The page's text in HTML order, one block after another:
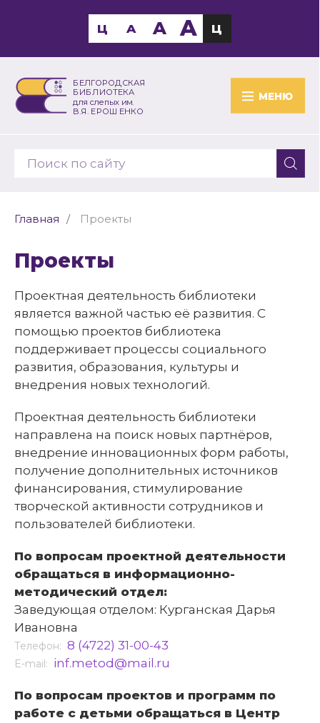
БЕЛГОРОДСКАЯ
БИБЛИОТЕКА
для слепых им.
В.Я. ЕРОШЕНКО
МЕНЮ
Ц A A A Ц
Главная Проекты
Проекты
Проектная деятельность библиотеки
является важной частью её развития. С
помощью проектов библиотека
поддерживает процессы социального
развития, образования, культуры и
внедрения новых технологий.
Проектная деятельность библиотеки
направлена на поиск новых партнёров,
внедрение инновационных форм работы,
получение дополнительных источников
финансирования, стимулирование
творческой активности сотрудников и
пользователей библиотеки.
По вопросам проектной деятельности
обращаться в информационно-
методический отдел:
Заведующая отделом: Курганская Дарья
Ивановна
Телефон: 8 (4722) 31-00-43
E-mail: inf.metod@mail.ru
По вопросам проектов и программ по
работе с детьми обращаться в Центр